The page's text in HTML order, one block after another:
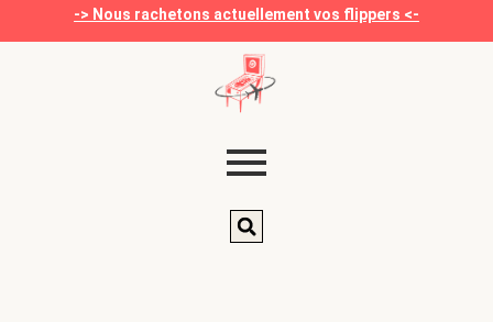
-> Nous rachetons actuellement vos flippers <-